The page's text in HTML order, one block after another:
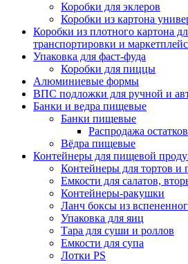
Коробки для эклеров
Коробки из картона
Коробки из плотного картона
транспортировки и
Упаковка для фаст-фуда
Коробки для пиццы
Алюминиевые формы
ВПС подложки для ручной и
Банки и ведра пищевые
Банки пищевые
Распродажа остатков
Вёдра пищевые
Контейнеры для пищевой
Контейнеры для тортов
Емкости для салатов,
Контейнеры-ракушки
Ланч боксы из
Упаковка для яиц
Тара для суши и роллов
Емкости для супа
Лотки PS